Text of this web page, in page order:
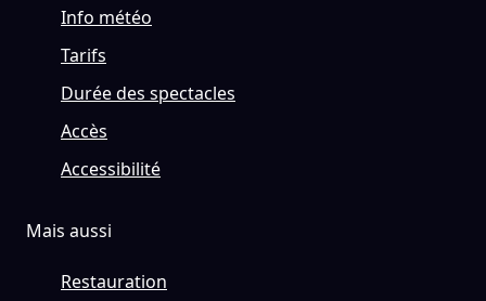
Info météo
Tarifs
Durée des spectacles
Accès
Accessibilité
Mais aussi
Restauration